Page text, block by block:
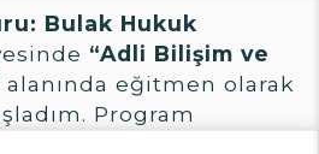
Bulak Hukuk
“Adli Bilişim ve
alanında eğitmen olarak
Program